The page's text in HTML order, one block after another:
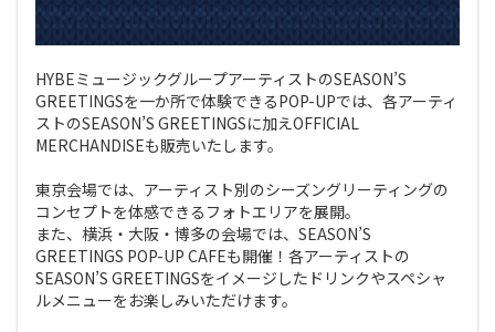
HYBEミュージックグループアーティストのSEASON’S
GREETINGSを一か所で体験できるPOP-UPでは、各アーティ
ストのSEASON’S GREETINGSに加えOFFICIAL
MERCHANDISEも販売いたします。
東京会場では、アーティスト別のシーズングリーティングの
コンセプトを体感できるフォトエリアを展開。
また、横浜・大阪・博多の会場では、SEASON’S
GREETINGS POP-UP CAFEも開催！各アーティストの
SEASON’S GREETINGSをイメージしたドリンクやスペシャ
ルメニューをお楽しみいただけます。